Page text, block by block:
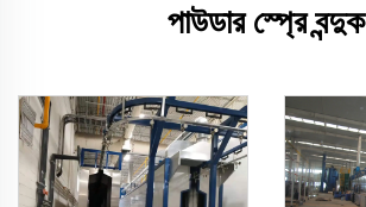
পাউডার স্প্রে বন্দুক